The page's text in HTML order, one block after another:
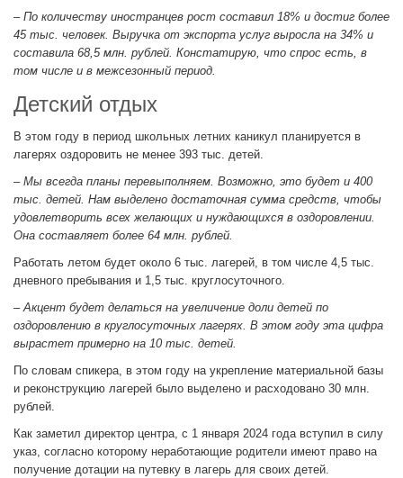
– По количеству иностранцев рост составил 18% и достиг более
45 тыс. человек. Выручка от экспорта услуг выросла на 34% и
составила 68,5 млн. рублей. Констатирую, что спрос есть, в
том числе и в межсезонный период.
Детский отдых
В этом году в период школьных летних каникул планируется в
лагерях оздоровить не менее 393 тыс. детей.
– Мы всегда планы перевыполняем. Возможно, это будет и 400
тыс. детей. Нам выделено достаточная сумма средств, чтобы
удовлетворить всех желающих и нуждающихся в оздоровлении.
Она составляет более 64 млн. рублей.
Работать летом будет около 6 тыс. лагерей, в том числе 4,5 тыс.
дневного пребывания и 1,5 тыс. круглосуточного.
– Акцент будет делаться на увеличение доли детей по
оздоровлению в круглосуточных лагерях. В этом году эта цифра
вырастет примерно на 10 тыс. детей.
По словам спикера, в этом году на укрепление материальной базы
и реконструкцию лагерей было выделено и расходовано 30 млн.
рублей.
Как заметил директор центра, с 1 января 2024 года вступил в силу
указ, согласно которому неработающие родители имеют право на
получение дотации на путевку в лагерь для своих детей.